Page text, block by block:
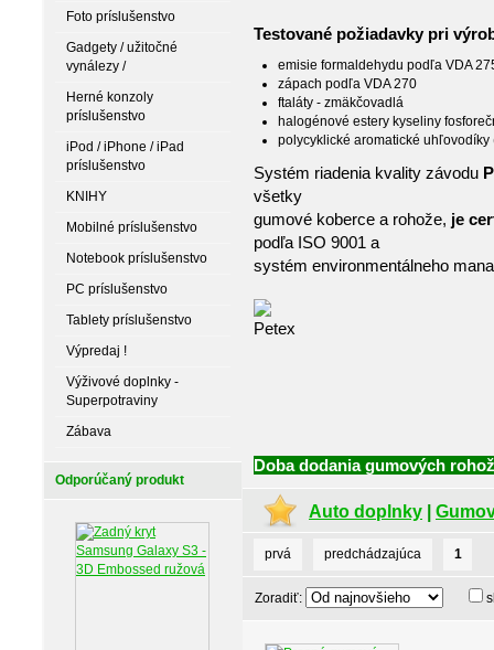
Foto príslušenstvo
Gadgety / užitočné
vynálezy /
Herné konzoly
príslušenstvo
iPod / iPhone / iPad
príslušenstvo
KNIHY
Mobilné príslušenstvo
Notebook príslušenstvo
PC príslušenstvo
Tablety príslušenstvo
Výpredaj !
Výživové doplnky -
Superpotraviny
Zábava
Odporúčaný produkt
Testované požiadavky pri
emisie formaldehydu podľa VDA
zápach podľa VDA 270
ftaláty - zmäkčovadlá
halogénové estery kyseliny
polycyklické aromatické uhľovodíky
Systém riadenia kvality závodu
všetky
gumové koberce a rohože, je
podľa ISO 9001 a
systém environmentálneho
Doba dodania gumových
Auto doplnky
prvá predchádzajúca 1
Zoradiť: